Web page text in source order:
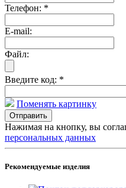
Телефон: *
E-mail:
Файл:
Введите код: *
Поменять картинку
Отправить
Нажимая на кнопку, вы
персональных данных
Рекомендуемые изделия